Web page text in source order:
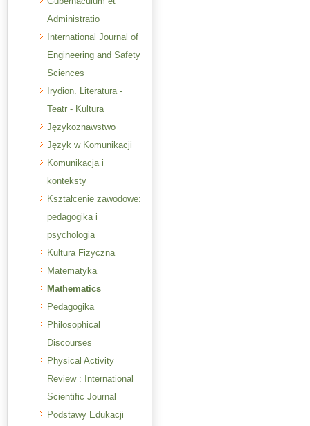
Administratio
International Journal of
Engineering and Safety
Sciences
Irydion. Literatura -
Teatr - Kultura
Językoznawstwo
Język w Komunikacji
Komunikacja i
konteksty
Kształcenie zawodowe:
pedagogika i
psychologia
Kultura Fizyczna
Matematyka
Mathematics
Pedagogika
Philosophical
Discourses
Physical Activity
Review : International
Scientific Journal
Podstawy Edukacji